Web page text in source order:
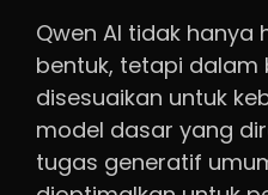
Qwen AI tidak hanya
bentuk, tetapi
disesuaikan untuk
model dasar yang
tugas generatif